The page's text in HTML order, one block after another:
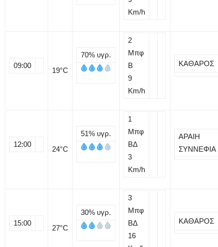
Km/h
09:00
19°C
70% υγρ.
2
Μπφ
B
9
Km/h
ΚΑΘΑΡΟΣ
12:00
24°C
51% υγρ.
1
Μπφ
ΒΔ
3
Km/h
ΑΡΑΙΗ
ΣΥΝΝΕΦΙΑ
15:00
27°C
30% υγρ.
3
Μπφ
ΒΔ
16
ΚΑΘΑΡΟΣ